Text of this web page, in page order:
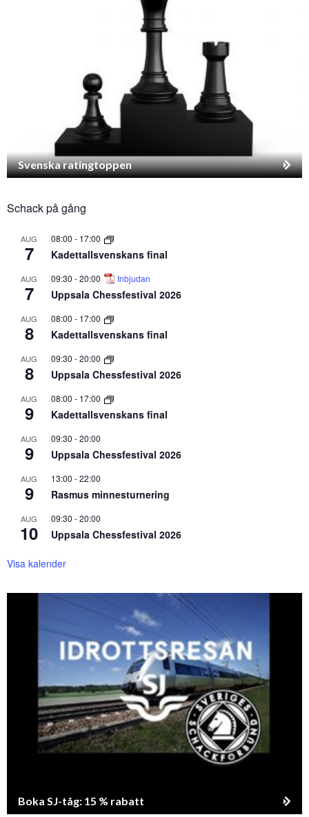
Svenska ratingtoppen
Schack på gång
AUG
7
08:00 - 17:00
Kadettallsvenskans final
AUG
7
09:30 -20:00 Inbjudan
Uppsala Chessfestival 2026
AUG
8
08:00 - 17:00
Kadettallsvenskans final
AUG
8
09:30 -20:00
Uppsala Chessfestival 2026
AUG
9
08:00 - 17:00
Kadettallsvenskans final
AUG
9
09:30 -20:00
Uppsala Chessfestival 2026
AUG
9
13:00 -22:00
Rasmus minnesturnering
AUG
10
09:30 -20:00
Uppsala Chessfestival 2026
Visa kalender
Boka SJ-tåg: 15 % rabatt